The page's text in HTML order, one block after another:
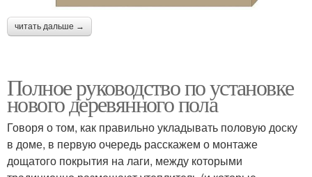
читать дальше →
Полное руководство по установке
нового деревянного пола
Говоря о том, как правильно укладывать половую доску
в доме, в первую очередь расскажем о монтаже
дощатого покрытия на лаги, между которыми